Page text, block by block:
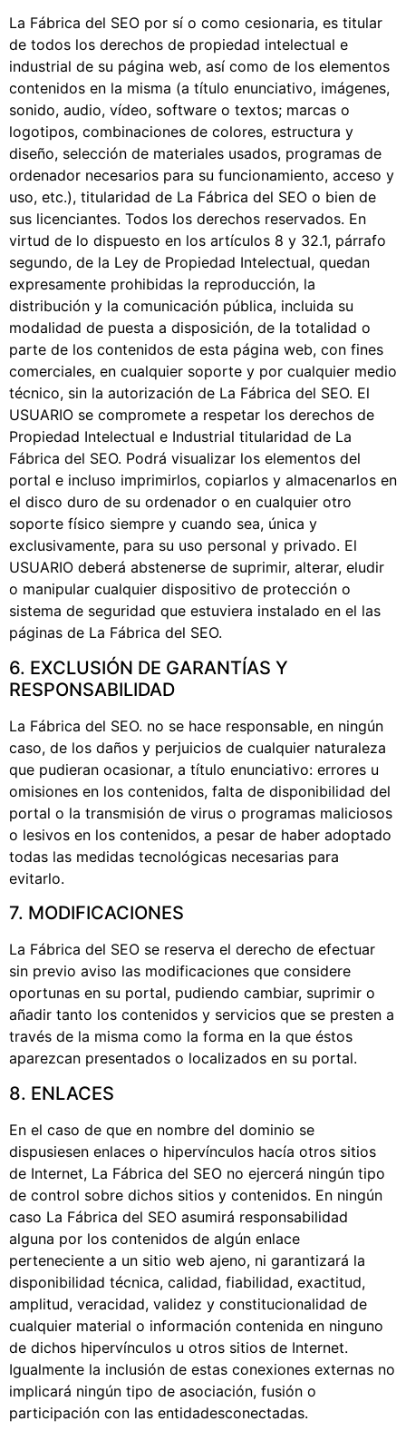
La Fábrica del SEO por sí o como cesionaria, es titular
de todos los derechos de propiedad intelectual e
industrial de su página web, así como de los elementos
contenidos en la misma (a título enunciativo, imágenes,
sonido, audio, vídeo, software o textos; marcas o
logotipos, combinaciones de colores, estructura y
diseño, selección de materiales usados, programas de
ordenador necesarios para su funcionamiento, acceso y
uso, etc.), titularidad de La Fábrica del SEO o bien de
sus licenciantes. Todos los derechos reservados. En
virtud de lo dispuesto en los artículos 8 y 32.1, párrafo
segundo, de la Ley de Propiedad Intelectual, quedan
expresamente prohibidas la reproducción, la
distribución y la comunicación pública, incluida su
modalidad de puesta a disposición, de la totalidad o
parte de los contenidos de esta página web, con fines
comerciales, en cualquier soporte y por cualquier medio
técnico, sin la autorización de La Fábrica del SEO. El
USUARIO se compromete a respetar los derechos de
Propiedad Intelectual e Industrial titularidad de La
Fábrica del SEO. Podrá visualizar los elementos del
portal e incluso imprimirlos, copiarlos y almacenarlos en
el disco duro de su ordenador o en cualquier otro
soporte físico siempre y cuando sea, única y
exclusivamente, para su uso personal y privado. El
USUARIO deberá abstenerse de suprimir, alterar, eludir
o manipular cualquier dispositivo de protección o
sistema de seguridad que estuviera instalado en el las
páginas de La Fábrica del SEO.
6. EXCLUSIÓN DE GARANTÍAS Y
RESPONSABILIDAD
La Fábrica del SEO. no se hace responsable, en ningún
caso, de los daños y perjuicios de cualquier naturaleza
que pudieran ocasionar, a título enunciativo: errores u
omisiones en los contenidos, falta de disponibilidad del
portal o la transmisión de virus o programas maliciosos
o lesivos en los contenidos, a pesar de haber adoptado
todas las medidas tecnológicas necesarias para
evitarlo.
7. MODIFICACIONES
La Fábrica del SEO se reserva el derecho de efectuar
sin previo aviso las modificaciones que considere
oportunas en su portal, pudiendo cambiar, suprimir o
añadir tanto los contenidos y servicios que se presten a
través de la misma como la forma en la que éstos
aparezcan presentados o localizados en su portal.
8. ENLACES
En el caso de que en nombre del dominio se
dispusiesen enlaces o hipervínculos hacía otros sitios
de Internet, La Fábrica del SEO no ejercerá ningún tipo
de control sobre dichos sitios y contenidos. En ningún
caso La Fábrica del SEO asumirá responsabilidad
alguna por los contenidos de algún enlace
perteneciente a un sitio web ajeno, ni garantizará la
disponibilidad técnica, calidad, fiabilidad, exactitud,
amplitud, veracidad, validez y constitucionalidad de
cualquier material o información contenida en ninguno
de dichos hipervínculos u otros sitios de Internet.
Igualmente la inclusión de estas conexiones externas no
implicará ningún tipo de asociación, fusión o
participación con las entidadesconectadas.